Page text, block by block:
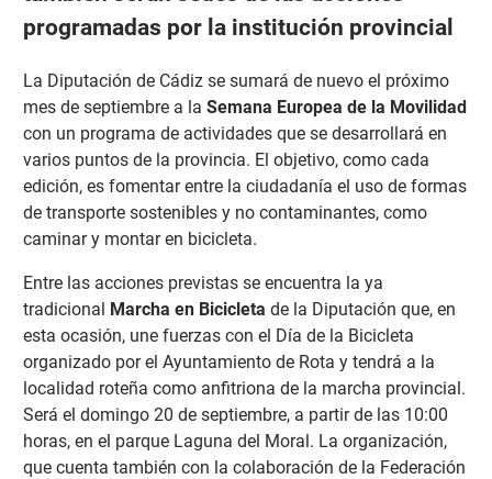
programadas por la institución provincial
La Diputación de Cádiz se sumará de nuevo el próximo
mes de septiembre a la Semana Europea de la Movilidad
con un programa de actividades que se desarrollará en
varios puntos de la provincia. El objetivo, como cada
edición, es fomentar entre la ciudadanía el uso de formas
de transporte sostenibles y no contaminantes, como
caminar y montar en bicicleta.
Entre las acciones previstas se encuentra la ya
tradicional Marcha en Bicicleta de la Diputación que, en
esta ocasión, une fuerzas con el Día de la Bicicleta
organizado por el Ayuntamiento de Rota y tendrá a la
localidad roteña como anfitriona de la marcha provincial.
Será el domingo 20 de septiembre, a partir de las 10:00
horas, en el parque Laguna del Moral. La organización,
que cuenta también con la colaboración de la Federación